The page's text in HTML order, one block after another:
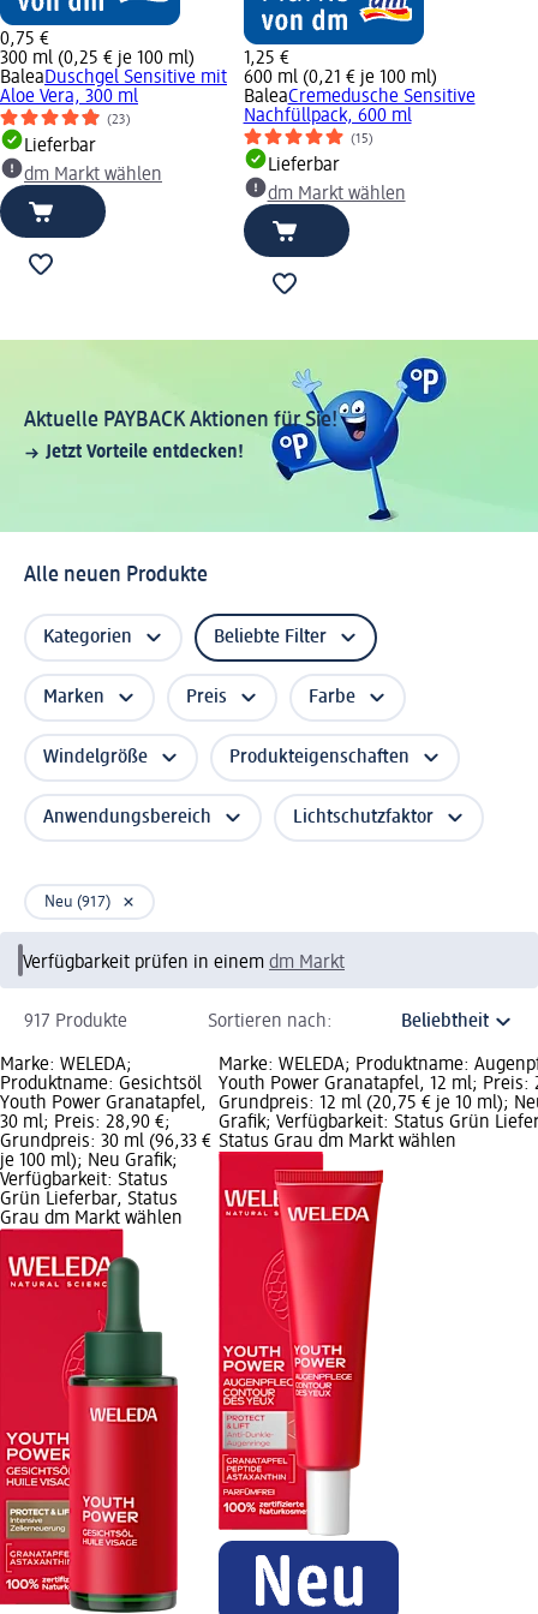
0,75 €
300 ml (0,25 € je 100 ml)
BaleaDuschgel Sensitive mit
Aloe Vera, 300 ml
(23)
Lieferbar
dm Markt wählen
1,25 €
600 ml (0,21 € je 100 ml)
BaleaCremedusche Sensitive
Nachfüllpack, 600 ml
(15)
Lieferbar
dm Markt wählen
Aktuelle PAYBACK Aktionen für Sie!
Jetzt Vorteile entdecken!
Alle neuen Produkte
Kategorien Beliebte Filter
Marken Preis Farbe
Windelgröße Produkteigenschaften
Anwendungsbereich Lichtschutzfaktor
Neu (917)
Verfügbarkeit prüfen in einem dm Markt
917 Produkte Sortieren nach:
Marke: WELEDA;
Produktname: Gesichtsöl
Youth Power Granatapfel,
30 ml; Preis: 28,90 €;
Grundpreis: 30 ml (96,33 €
je 100 ml); Neu Grafik;
Verfügbarkeit: Status
Grün Lieferbar, Status
Grau dm Markt wählen
Marke: WELEDA; Produktname:
Youth Power Granatapfel, 12 ml; Preis:
Grundpreis: 12 ml (20,75 € je 10 ml);
Grafik; Verfügbarkeit: Status Grün
Status Grau dm Markt wählen